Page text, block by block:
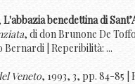
L'abbazia benedettina di
, di don Brunone De
Bernardi | Reperibilità: ...
Veneto, 1993, 3, pp. 84-85 |